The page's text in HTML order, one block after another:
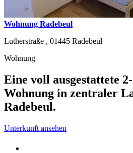
Wohnung Radebeul
Lutherstraße , 01445 Radebeul
Wohnung
Eine voll ausgestattete
Wohnung in zentraler
Radebeul.
Unterkunft ansehen